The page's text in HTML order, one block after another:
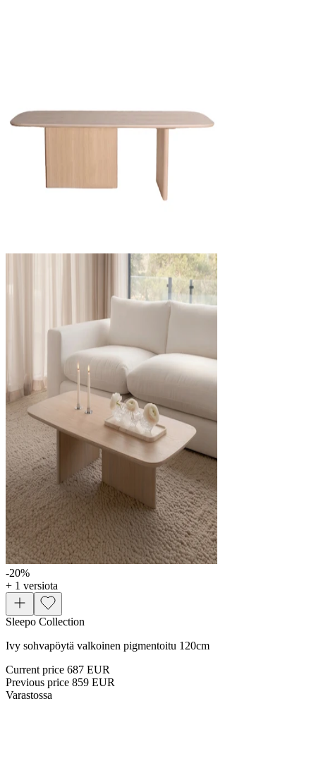
-20%
+ 1 versiota
Sleepo Collection
Ivy sohvapöytä valkoinen pigmentoitu 120cm
Current price 687 EUR
Previous price 859 EUR
Varastossa